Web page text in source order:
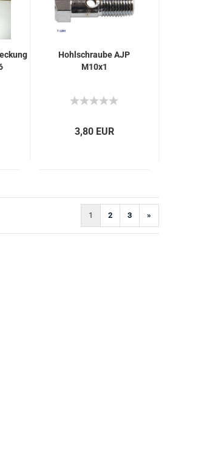
Hohlschraube AJP
M10x1
3,80 EUR
1 2 3 »